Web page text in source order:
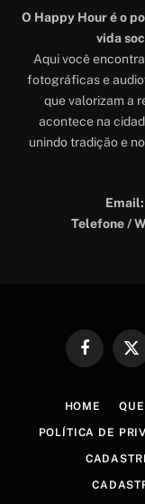
O Happy Hour é o
vida
Aqui você
fotográficas e
que valorizam a
acontece na
unindo tradição e
Email:
Telefone /
FacebookX
HOME
POLÍTICA DE